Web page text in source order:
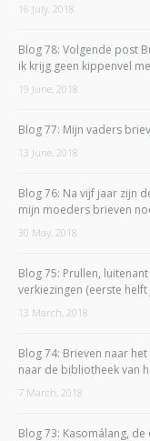
16 July, 2018
Blog 78: Volgende post
ik krijg geen kippenvel
19 June, 2018
Blog 77: Mijn vaders
13 June, 2018
Blog 76: Na vijf jaar zijn
mijn moeders brieven
30 May, 2018
Blog 75: Prullen,
verkiezingen (eerste helft
13 March, 2018
Blog 74: Brieven naar
naar de bibliotheek van
7 March, 2018
Blog 73: Kasomálang,